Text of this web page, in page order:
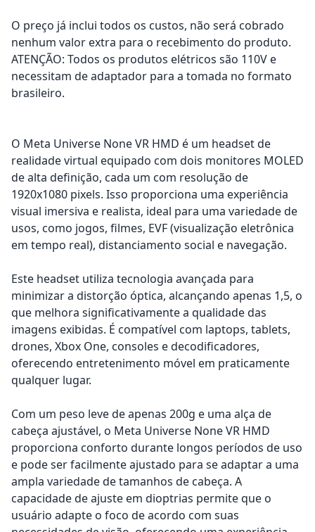
O preço já inclui todos os custos, não será cobrado
nenhum valor extra para o recebimento do produto.
ATENÇÃO: Todos os produtos elétricos são 110V e
necessitam de adaptador para a tomada no formato
brasileiro.
O Meta Universe None VR HMD é um headset de
realidade virtual equipado com dois monitores MOLED
de alta definição, cada um com resolução de
1920x1080 pixels. Isso proporciona uma experiência
visual imersiva e realista, ideal para uma variedade de
usos, como jogos, filmes, EVF (visualização eletrônica
em tempo real), distanciamento social e navegação.
Este headset utiliza tecnologia avançada para
minimizar a distorção óptica, alcançando apenas 1,5, o
que melhora significativamente a qualidade das
imagens exibidas. É compatível com laptops, tablets,
drones, Xbox One, consoles e decodificadores,
oferecendo entretenimento móvel em praticamente
qualquer lugar.
Com um peso leve de apenas 200g e uma alça de
cabeça ajustável, o Meta Universe None VR HMD
proporciona conforto durante longos períodos de uso
e pode ser facilmente ajustado para se adaptar a uma
ampla variedade de tamanhos de cabeça. A
capacidade de ajuste em dioptrias permite que o
usuário adapte o foco de acordo com suas